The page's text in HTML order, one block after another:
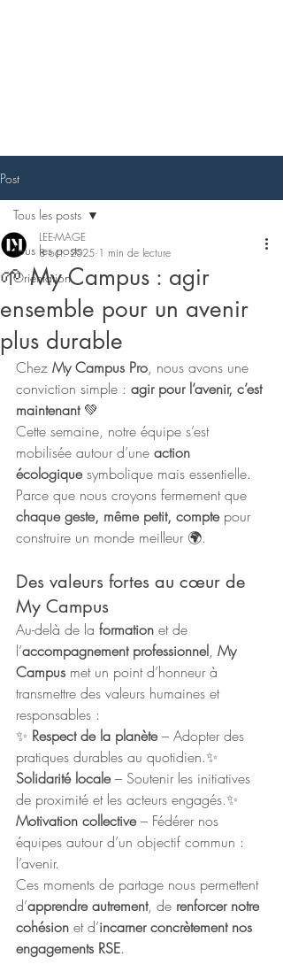
Post
Tous les posts
Orientation
Tous les posts
🌱 My Campus : agir
ensemble pour un avenir
plus durable
LEE-MAGE
8 oct. 2025 1 min de lecture
Chez My Campus Pro, nous avons une
conviction simple : agir pour l’avenir, c’est
maintenant 💚
Cette semaine, notre équipe s’est
mobilisée autour d’une action
écologique symbolique mais essentielle.
Parce que nous croyons fermement que
chaque geste, même petit, compte pour
construire un monde meilleur 🌍.
Des valeurs fortes au cœur de
My Campus
Au-delà de la formation et de
l’accompagnement professionnel, My
Campus met un point d’honneur à
transmettre des valeurs humaines et
responsables :
✨ Respect de la planète – Adopter des
pratiques durables au quotidien.✨
Solidarité locale – Soutenir les initiatives
de proximité et les acteurs engagés.✨
Motivation collective – Fédérer nos
équipes autour d’un objectif commun :
l’avenir.
Ces moments de partage nous permettent
d’apprendre autrement, de renforcer notre
cohésion et d’incarner concrètement nos
engagements RSE.